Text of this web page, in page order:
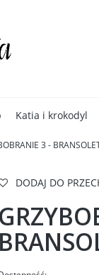
Katia i krokodyl
3 -
DODAJ DO